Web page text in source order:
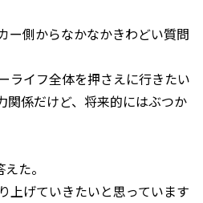
ー側からなかなかきわどい質問
ライフ全体を押さえに行きたい
関係だけど、将来的にはぶつか
た。
上げていきたいと思っています